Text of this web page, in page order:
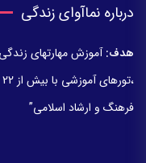
درباره نماآوای زندگی
هدف:آموزش مهارتهای
فرهنگ و ارشاد اسلامی”